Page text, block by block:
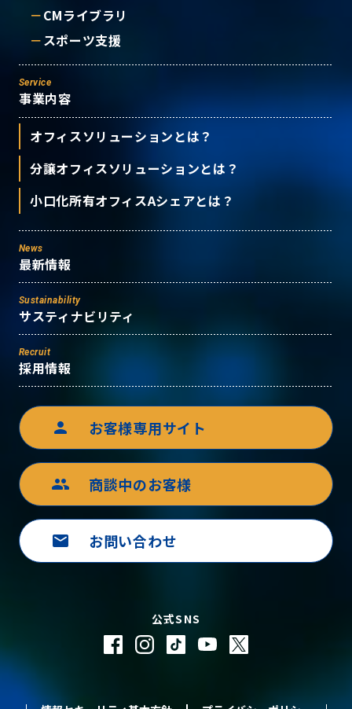
CMライブラリ
スポーツ支援
Service
事業内容
オフィスソリューションとは？
分譲オフィスソリューションとは？
小口化所有オフィスAシェアとは？
News
最新情報
Sustainability
サスティナビリティ
Recruit
採用情報
person お客様専用サイト
group 商談中のお客様
mail お問い合わせ
公式SNS